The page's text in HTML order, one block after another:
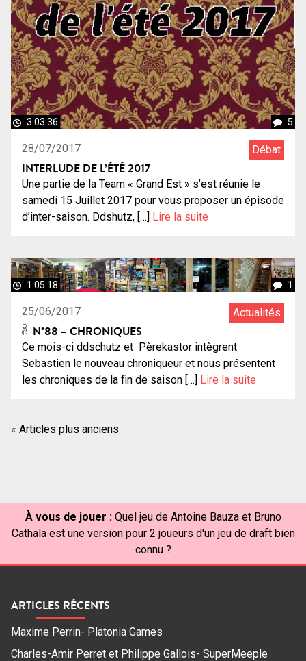
3:03:36 5
28/07/2017 Débat
INTERLUDE DE L’ÉTÉ 2017
Une partie de la Team « Grand Est » s’est réunie le
samedi 15 Juillet 2017 pour vous proposer un épisode
d’inter-saison. Ddshutz, […]
Lire la suite
1:05:18 1
25/06/2017 Actualités
N°88 – CHRONIQUES
Ce mois-ci ddschutz et Pèrekastor intègrent
Sebastien le nouveau chroniqueur et nous présentent
les chroniques de la fin de saison […] Lire la suite
Navigation
Articles plus anciens
À vous de jouer : Quel jeu de Antoine Bauza et Bruno
Cathala est une version pour 2 joueurs d'un jeu de draft bien
connu ?
ARTICLES RÉCENTS
Maxime Perrin- Platonia Games
Charles-Amir Perret et Philippe Gallois- SuperMeeple